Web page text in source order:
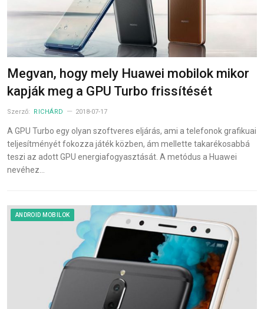
Megvan, hogy mely Huawei mobilok mikor
kapják meg a GPU Turbo frissítését
Szerző: RICHÁRD 2018-07-17
A GPU Turbo egy olyan szoftveres eljárás, ami a telefonok grafikuai
teljesítményét fokozza játék közben, ám mellette takarékosabbá
teszi az adott GPU energiafogyasztását. A metódus a Huawei
nevéhez…
ANDROID MOBILOK